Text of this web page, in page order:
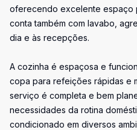
oferecendo excelente espaço
conta também com lavabo,
dia e às recepções.
A cozinha é espaçosa e
copa para refeições rápidas e
serviço é completa e bem
necessidades da rotina
condicionado em diversos